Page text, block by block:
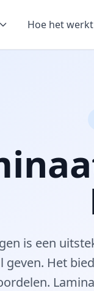
Hoe het werkt
is een
geven. Het